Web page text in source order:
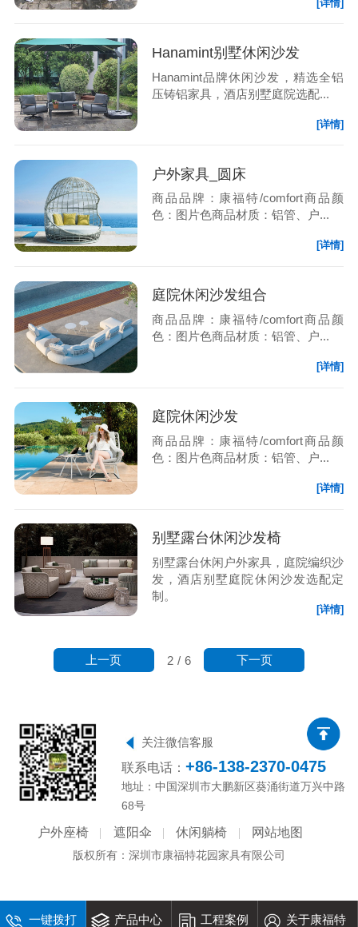
[详情]
Hanamint别墅休闲沙发
Hanamint品牌休闲沙发，精选全铝
压铸铝家具，酒店别墅庭院选配...
[详情]
户外家具_圆床
商品品牌：康福特/comfort商品颜
色：图片色商品材质：铝管、户...
[详情]
庭院休闲沙发组合
商品品牌：康福特/comfort商品颜
色：图片色商品材质：铝管、户...
[详情]
庭院休闲沙发
商品品牌：康福特/comfort商品颜
色：图片色商品材质：铝管、户...
[详情]
别墅露台休闲沙发椅
别墅露台休闲户外家具，庭院编织沙
发，酒店别墅庭院休闲沙发选配定
制。
[详情]
2 / 6
上一页 下一页
关注微信客服
联系电话：+86-138-2370-0475
地址：中国深圳市大鹏新区葵涌街道万兴中路
68号
户外座椅 遮阳伞 休闲躺椅 网站地图
版权所有：深圳市康福特花园家具有限公司
一键拨打 产品中心 工程案例 关于康福特